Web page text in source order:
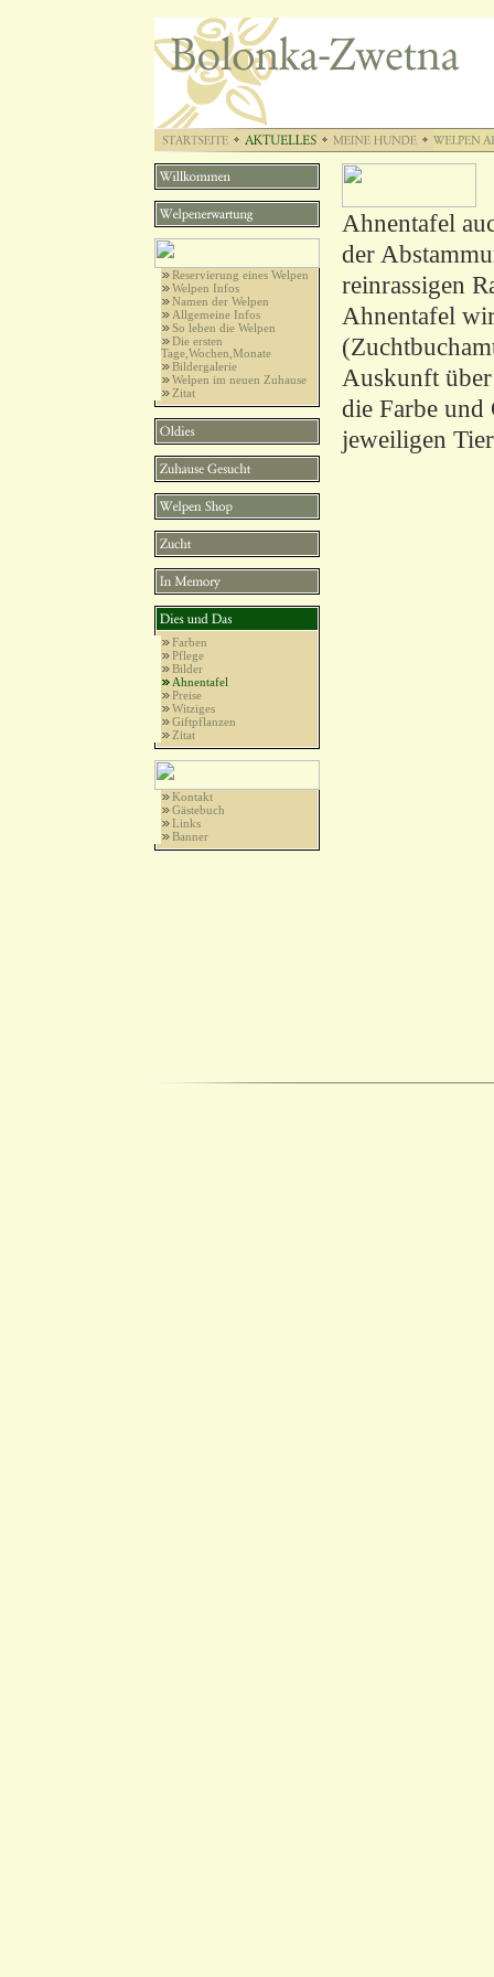
Reservierung eines Welpen
Welpen Infos
Namen der Welpen
Allgemeine Infos
So leben die Welpen
Die ersten
Tage,Wochen,Monate
Bildergalerie
Welpen im neuen Zuhause
Zitat
Farben
Pflege
Bilder
Ahnentafel
Preise
Witziges
Giftpflanzen
Zitat
Kontakt
Gästebuch
Links
Banner
Ahnentafel
der
reinrassigen
Ahnentafel
Auskunft
die Farbe und
jeweiligen